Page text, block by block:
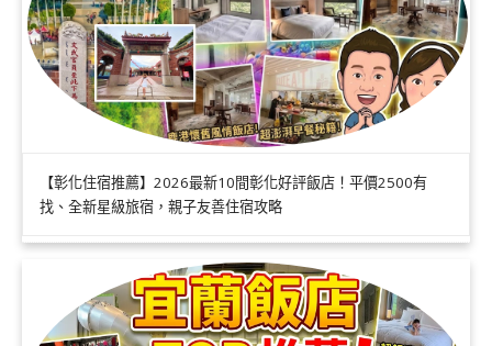
【彰化住宿推薦】2026最新10間彰化好評飯店！平價2500有
找、全新星級旅宿，親子友善住宿攻略